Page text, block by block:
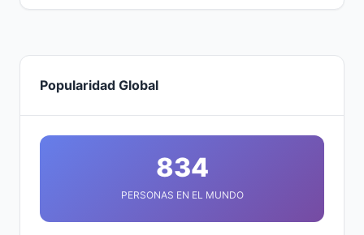
Popularidad Global
834
PERSONAS EN EL MUNDO